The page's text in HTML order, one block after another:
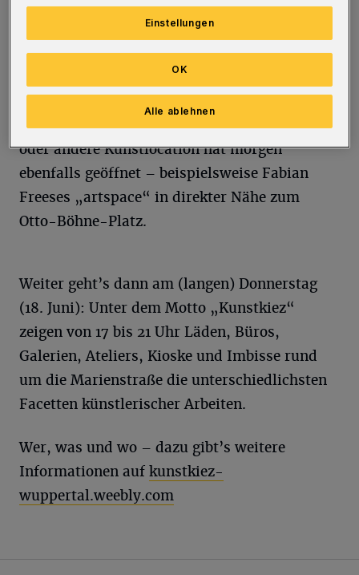
Bildende Kunst: Darüber freuen sich die
Organisatoren Andre Kern und Bernd Bähner.
Zeitgleich zum Kunstmarkt läuft auf dem
Ölberg übrigens auch der Hof- und
Gartentrödel „Klön&Klöngel“. Und die ein
oder andere Kunstlocation hat morgen
ebenfalls geöffnet – beispielsweise Fabian
Freeses „artspace“ in direkter Nähe zum
Otto-Böhne-Platz.
Weiter geht’s dann am (langen) Donnerstag
(18. Juni): Unter dem Motto „Kunstkiez“
zeigen von 17 bis 21 Uhr Läden, Büros,
Galerien, Ateliers, Kioske und Imbisse rund
um die Marienstraße die unterschiedlichsten
Facetten künstlerischer Arbeiten.
Wer, was und wo – dazu gibt’s weitere
Informationen auf kunstkiez-
wuppertal.weebly.com
Einstellungen
Alle ablehnen
OK